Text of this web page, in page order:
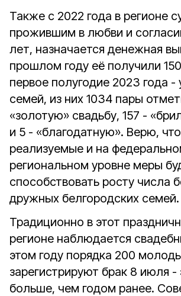
Также с 2022 года в регионе
прожившим в любви и
лет, назначается денежная
прошлом году её получили
первое полугодие 2023 года -
семей, из них 1034 пары
«золотую» свадьбу, 157 -
и 5 - «благодатную». Верю, что
реализуемые и на
региональном уровне меры
способствовать росту числа
дружных белгородских семей.
Традиционно в этот
регионе наблюдается
этом году порядка 200
зарегистрируют брак 8 июля -
больше, чем годом ранее.